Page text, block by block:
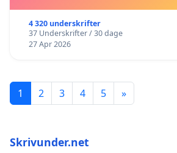
4 320 underskrifter
37 Underskrifter / 30 dage
27 Apr 2026
1 2 3 4 5 »
Skrivunder.net